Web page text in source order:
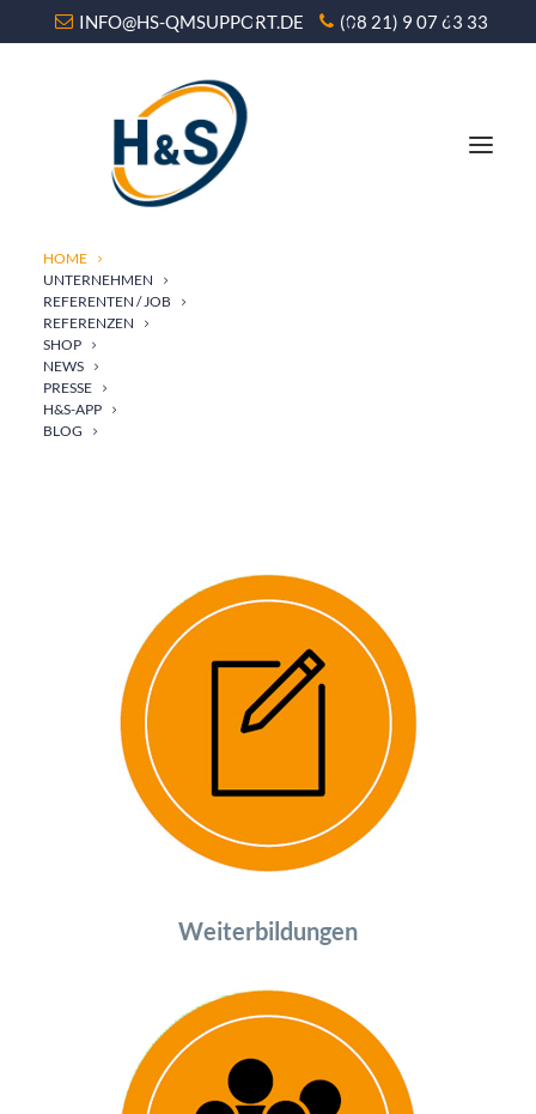
INFO@HS-QMSUPPORT.DE (08 21) 9 07 63 33
HOME
UNTERNEHMEN
REFERENTEN / JOB
REFERENZEN
SHOP
NEWS
PRESSE
H&S-APP
BLOG
Weiterbildungen